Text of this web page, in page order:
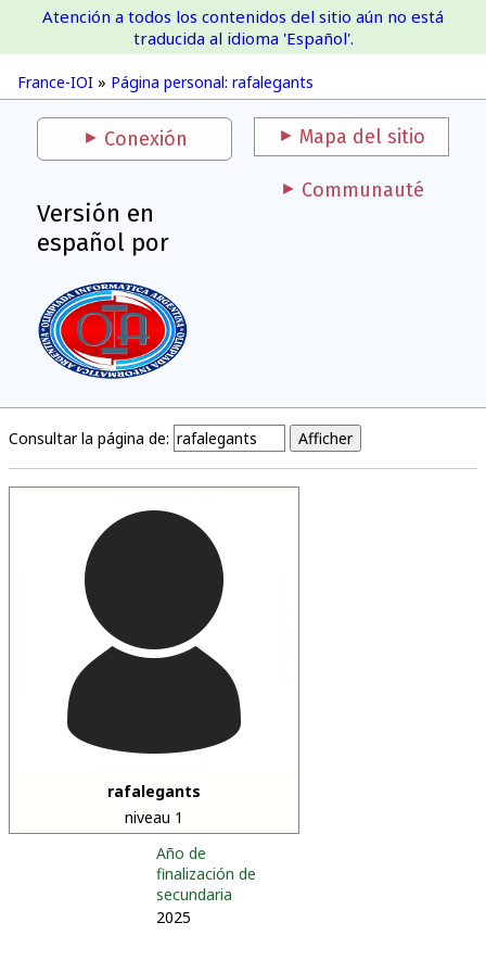
France-IOI
France-IOI » Página personal: rafalegants
Atención a todos los contenidos del sitio aún no está
traducida al idioma 'Español'.
Conexión Mapa del sitio
Versión en
español por
Communauté
Consultar la página de:
rafalegants
niveau 1
Año de
finalización de
secundaria
2025